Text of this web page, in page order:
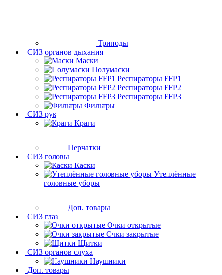
Триподы
СИЗ органов дыхания
Маски
Полумаски
Респираторы FFP1
Респираторы FFP2
Респираторы FFP3
Фильтры
СИЗ рук
Краги
Перчатки
СИЗ головы
Каски
Утеплённые
головные уборы
Доп. товары
СИЗ глаз
Очки открытые
Очки закрытые
Щитки
СИЗ органов слуха
Наушники
Доп. товары